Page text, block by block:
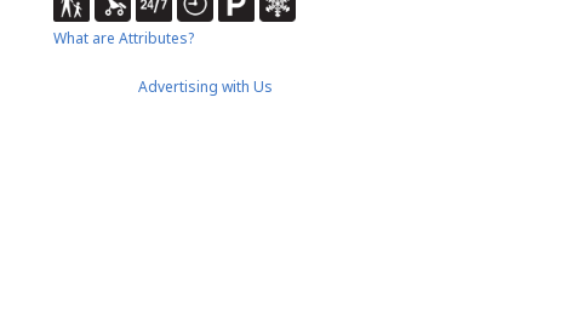
What are Attributes?
Advertising with Us